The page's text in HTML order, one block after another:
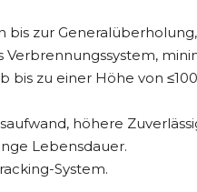
bis zur
bis zu einer Höhe von
höhere
Lebensdauer.
System.